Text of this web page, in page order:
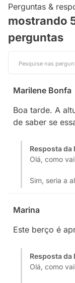
Perguntas &
mostrando
perguntas
Marilene Bonfa
Boa tarde. A
de saber se
Resposta da
Olá, como
Sim, seria a
Marina
Este berço é
Resposta da
Olá, como